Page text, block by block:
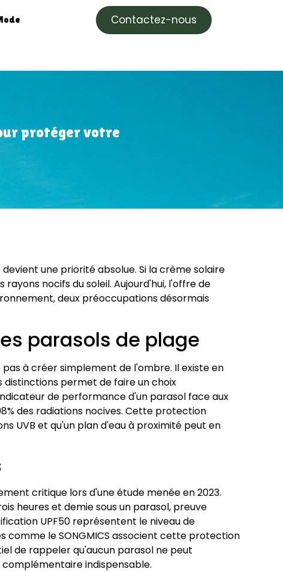
Contactez-nous
protéger votre
une priorité absolue. Si la crème solaire
nocifs du soleil. Aujourd'hui, l'offre de
deux préoccupations désormais
parasols de plage
à créer simplement de l'ombre. Il existe en
permet de faire un choix
de performance d'un parasol face aux
des radiations nocives. Cette protection
UVB et qu'un plan d'eau à proximité peut en
critique lors d'une étude menée en 2023.
heures et demie sous un parasol, preuve
UPF50 représentent le niveau de
le SONGMICS associent cette protection
de rappeler qu'aucun parasol ne peut
indispensable.